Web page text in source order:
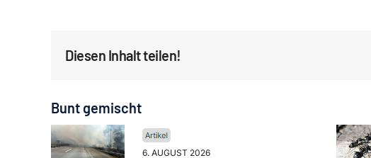
Diesen Inhalt teilen!
Bunt gemischt
6. AUGUST 2026